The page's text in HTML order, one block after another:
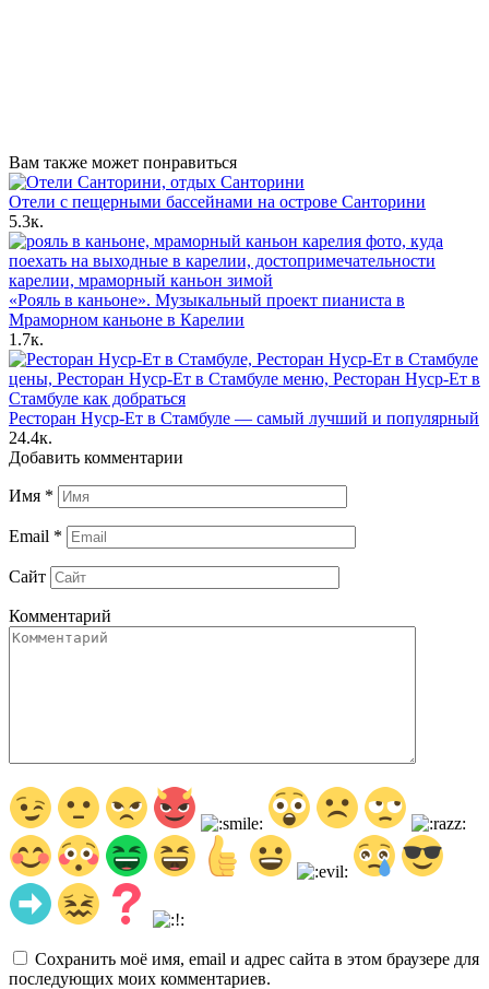
Вам также может понравиться
Отели с пещерными бассейнами на острове Санторини
5.3к.
«Рояль в каньоне». Музыкальный проект пианиста в
Мраморном каньоне в Карелии
1.7к.
Ресторан Нуср-Ет в Стамбуле — самый лучший и популярный
24.4к.
Добавить комментарии
Имя *
Email *
Сайт
Комментарий
Сохранить моё имя, email и адрес сайта в этом браузере для
последующих моих комментариев.